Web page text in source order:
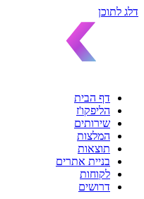
דלג לתוכן
דף הבית
הליפקו'ז
שירותים
המלצות
תוצאות
בניית אתרים
לקוחות
דרושים